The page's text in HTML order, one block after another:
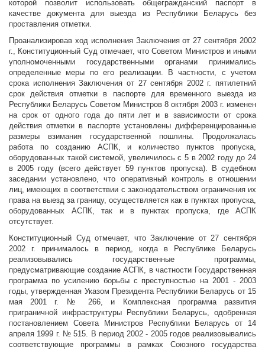
которой позволит использовать общегражданский паспорт в
качестве документа для выезда из Республики Беларусь без
проставления отметки.
Проанализировав ход исполнения Заключения от 27 сентября 2002
г., Конституционный Суд отмечает, что Советом Министров и иными
уполномоченными государственными органами принимались
определенные меры по его реализации. В частности, с учетом
срока исполнения Заключения от 27 сентября 2002 г. пятилетний
срок действия отметки в паспорте для временного выезда из
Республики Беларусь Советом Министров 8 октября 2003 г. изменен
на срок от одного года до пяти лет и в зависимости от срока
действия отметки в паспорте установлены дифференцированные
размеры взимания государственной пошлины. Продолжалась
работа по созданию АСПК, и количество пунктов пропуска,
оборудованных такой системой, увеличилось с 5 в 2002 году до 24
в 2005 году (всего действует 59 пунктов пропуска). В судебном
заседании установлено, что оперативный контроль в отношении
лиц, имеющих в соответствии с законодательством ограничения их
права на выезд за границу, осуществляется как в пунктах пропуска,
оборудованных АСПК, так и в пунктах пропуска, где АСПК
отсутствует.
Конституционный Суд отмечает, что Заключение от 27 сентября
2002 г. принималось в период, когда в Республике Беларусь
реализовывались государственные программы,
предусматривающие создание АСПК, в частности Государственная
программа по усилению борьбы с преступностью на 2001 - 2003
годы, утвержденная Указом Президента Республики Беларусь от 15
мая 2001 г. № 266, и Комплексная программа развития
приграничной инфраструктуры Республики Беларусь, одобренная
постановлением Совета Министров Республики Беларусь от 14
апреля 1999 г. № 515. В период 2002 - 2005 годов реализовывались
соответствующие программы в рамках Союзного государства